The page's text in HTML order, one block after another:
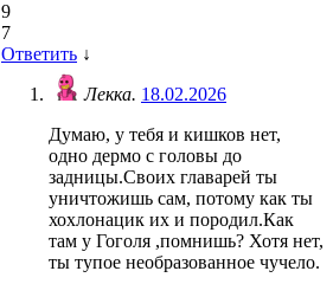
9
7
Ответить ↓
Лекка. 18.02.2026
Думаю, у тебя и кишков нет,
одно дермо с головы до
задницы.Своих главарей ты
уничтожишь сам, потому как ты
хохлонацик их и породил.Как
там у Гоголя ,помнишь? Хотя нет,
ты тупое необразованное чучело.